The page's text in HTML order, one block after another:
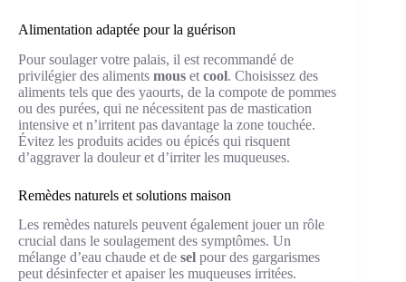
Alimentation adaptée pour la guérison
Pour soulager votre palais, il est recommandé de
privilégier des aliments mous et cool. Choisissez des
aliments tels que des yaourts, de la compote de pommes
ou des purées, qui ne nécessitent pas de mastication
intensive et n’irritent pas davantage la zone touchée.
Évitez les produits acides ou épicés qui risquent
d’aggraver la douleur et d’irriter les muqueuses.
Remèdes naturels et solutions maison
Les remèdes naturels peuvent également jouer un rôle
crucial dans le soulagement des symptômes. Un
mélange d’eau chaude et de sel pour des gargarismes
peut désinfecter et apaiser les muqueuses irritées.